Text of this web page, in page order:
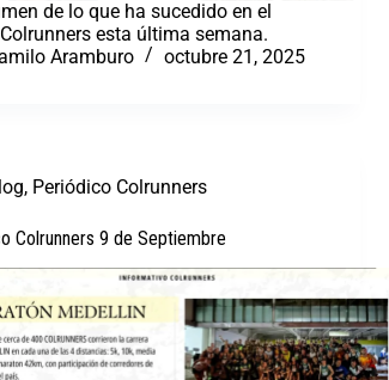
de lo que ha sucedido en el
esta última semana.
Aramburo
octubre 21, 2025
, Periódico Colrunners
Colrunners 9 de Septiembre